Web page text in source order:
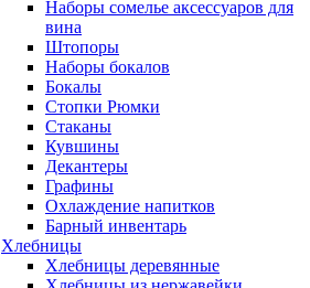
Наборы сомелье аксессуаров для
вина
Штопоры
Наборы бокалов
Бокалы
Стопки Рюмки
Стаканы
Кувшины
Декантеры
Графины
Охлаждение напитков
Барный инвентарь
Хлебницы
Хлебницы деревянные